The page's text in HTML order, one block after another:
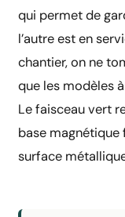
qui permet de
l’autre est en
chantier, on ne
que les modèles
Le faisceau vert
base magnétique
surface